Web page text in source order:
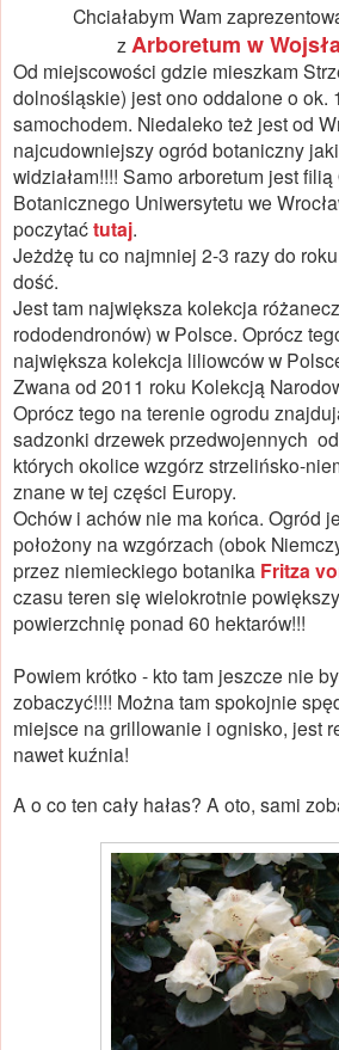
Chciałabym Wam
z Arboretum w
Od miejscowości gdzie mieszkam
dolnośląskie) jest ono oddalone o ok.
samochodem. Niedaleko też jest od
najcudowniejszy ogród botaniczny
widziałam!!!! Samo arboretum jest filią
Botanicznego Uniwersytetu we
poczytaćtutaj.
Jeżdżę tu co najmniej 2-3 razy do
dość.
Jest tam największa kolekcja
rododendronów) w Polsce. Oprócz
największa kolekcja liliowców w
Zwana od 2011 roku Kolekcją
Oprócz tego na terenie ogrodu
sadzonki drzewek przedwojennych
których okolice wzgórz strzelińsko-
znane w tej części Europy.
Ochów i achów nie ma końca. Ogród
położony na wzgórzach (obok
przez niemieckiego botanika Fritza
czasu teren się wielokrotnie
powierzchnię ponad 60 hektarów!!!
Powiem krótko - kto tam jeszcze nie
zobaczyć!!!! Można tam spokojnie
miejsce na grillowanie i ognisko, jest
nawet kuźnia!
A o co ten cały hałas? A oto, sami